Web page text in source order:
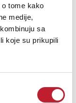
o tome kako
medije,
sa
koje su prikupili
1.200,00RSD